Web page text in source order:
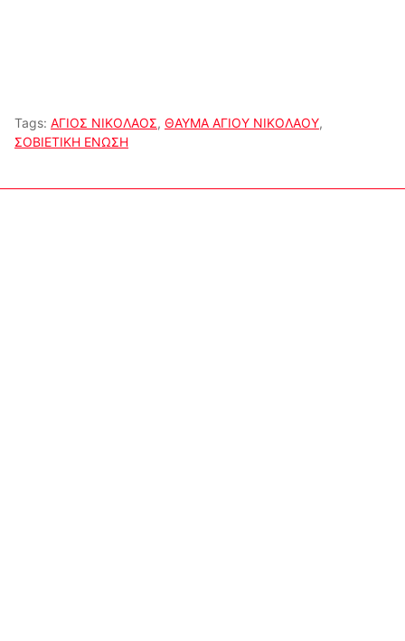
Tags: ΑΓΙΟΣ ΝΙΚΟΛΑΟΣ, ΘΑΥΜΑ ΑΓΙΟΥ ΝΙΚΟΛΑΟΥ,
ΣΟΒΙΕΤΙΚΗ ΕΝΩΣΗ